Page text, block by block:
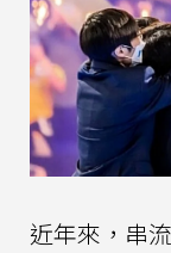
近年來，串